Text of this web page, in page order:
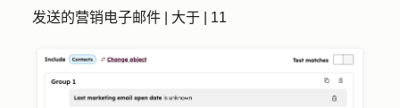
发送的营销电子邮件 | 大于 | 11